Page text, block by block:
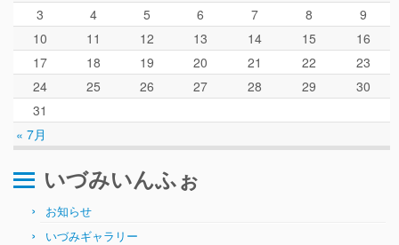
« 7月
3
4 5 6 7 8
9
10
11 12 13 14 15
16
17
18 19 20 21 22
23
24
25 26 27 28 29
30
31
いづみいんふぉ
お知らせ
いづみギャラリー